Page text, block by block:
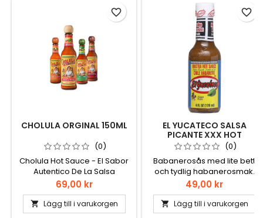
CHOLULA ORGINAL 150ML
(0)
Cholula Hot Sauce - El Sabor
Autentico De La Salsa
Mexicana. Cholula är en unik
Mexikansk sås som passar i
allt från soppor, sallad, kött
och skaldjur.
Pris
69,00 kr
 Lägg till i varukorgen
favorite_border
EL YUCATECO SALSA
PICANTE XXX HOT
HABANERO 120ML
(0)
Babanerosås med lite bett
och tydlig habanerosmak.
Pris
49,00 kr
 Lägg till i varukorgen
favorite_border